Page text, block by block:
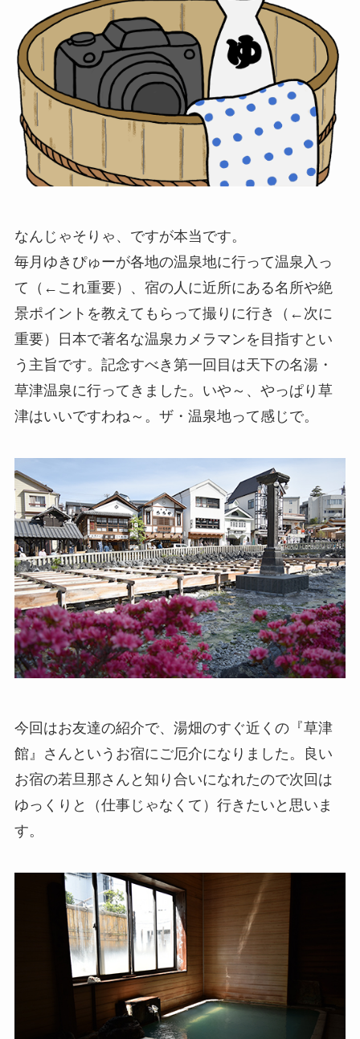
なんじゃそりゃ、ですが本当です。
毎月ゆきぴゅーが各地の温泉地に行って温泉入っ
て（←これ重要）、宿の人に近所にある名所や絶
景ポイントを教えてもらって撮りに行き（←次に
重要）日本で著名な温泉カメラマンを目指すとい
う主旨です。記念すべき第一回目は天下の名湯・
草津温泉に行ってきました。いや～、やっぱり草
津はいいですわね～。ザ・温泉地って感じで。
今回はお友達の紹介で、湯畑のすぐ近くの『草津
館』さんというお宿にご厄介になりました。良い
お宿の若旦那さんと知り合いになれたので次回は
ゆっくりと（仕事じゃなくて）行きたいと思いま
す。